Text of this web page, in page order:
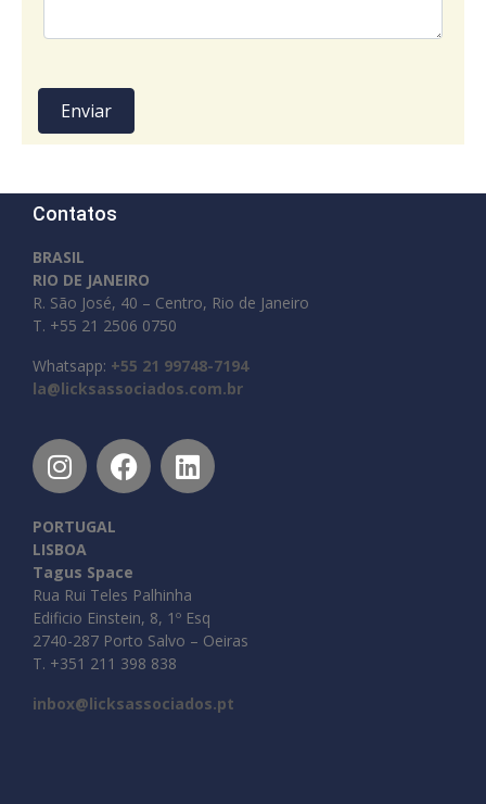
Contatos
BRASIL
RIO DE JANEIRO
R. São José, 40 – Centro, Rio de Janeiro
T. +55 21 2506 0750
Whatsapp: +55 21 99748-7194
la@licksassociados.com.br
PORTUGAL
LISBOA
Tagus Space
Rua Rui Teles Palhinha
Edificio Einstein, 8, 1º Esq
2740-287 Porto Salvo – Oeiras
T. +351 211 398 838
inbox@licksassociados.pt